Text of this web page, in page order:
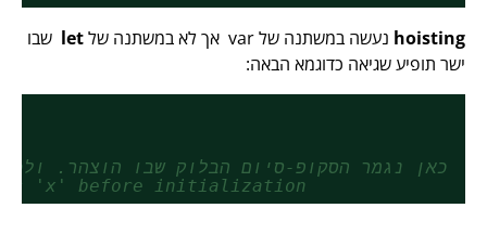
hoisting נעשה במשתנה של var אך לא במשתנה של let שבו
ישר תופיע שגיאה כדוגמא הבאה:
//כאן נגמר הסקופ-סיום הבלוק שבו הוצהר.
'x' before initialization